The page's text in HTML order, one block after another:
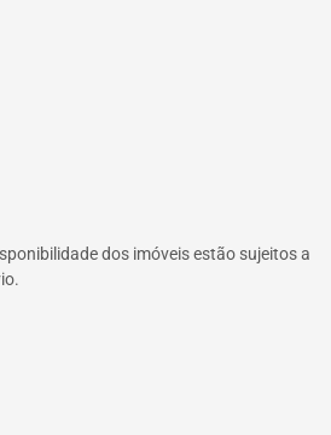
dos imóveis estão sujeitos a